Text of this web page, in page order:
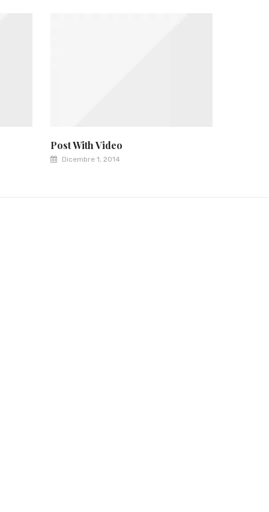
Post With Video
Dicembre 1, 2014